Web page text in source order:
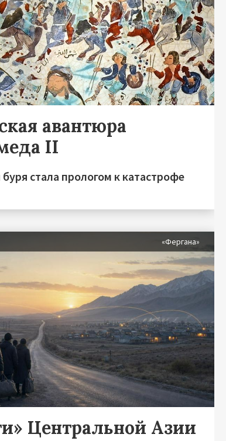
авантюра
II
стала прологом к катастрофе
«Фергана»
Центральной Азии